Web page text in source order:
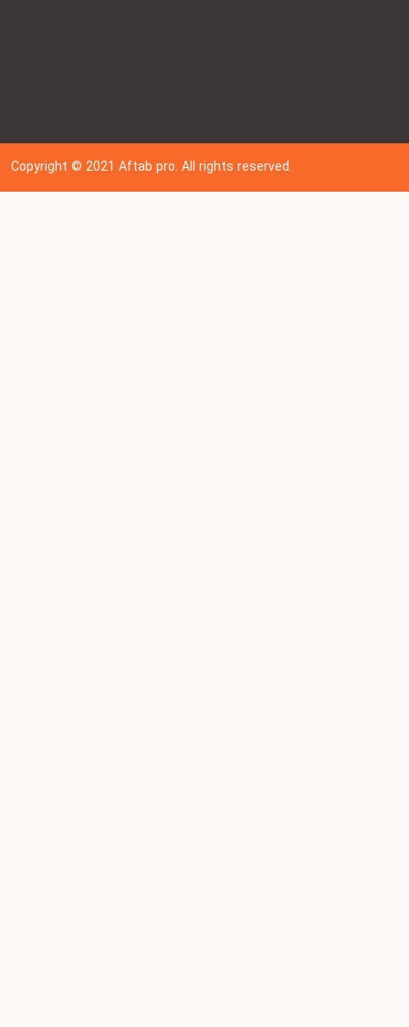
Copyright © 202 1Aftab pro. All rights reserved.